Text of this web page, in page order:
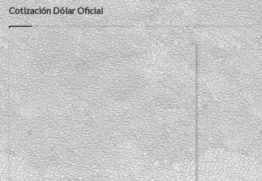
Cotización Dólar Oficial